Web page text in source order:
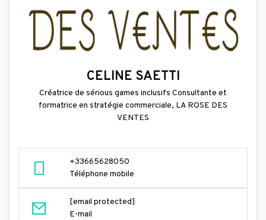
CELINE SAETTI
Créatrice de sérious games inclusifs Consultante et
formatrice en stratégie commerciale, LA ROSE DES
VENTES
+33665628050
Téléphone mobile
[email protected]
E-mail